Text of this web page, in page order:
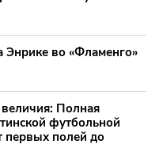
Энрике во «Фламенго»
Полная
футбольной
первых полей до